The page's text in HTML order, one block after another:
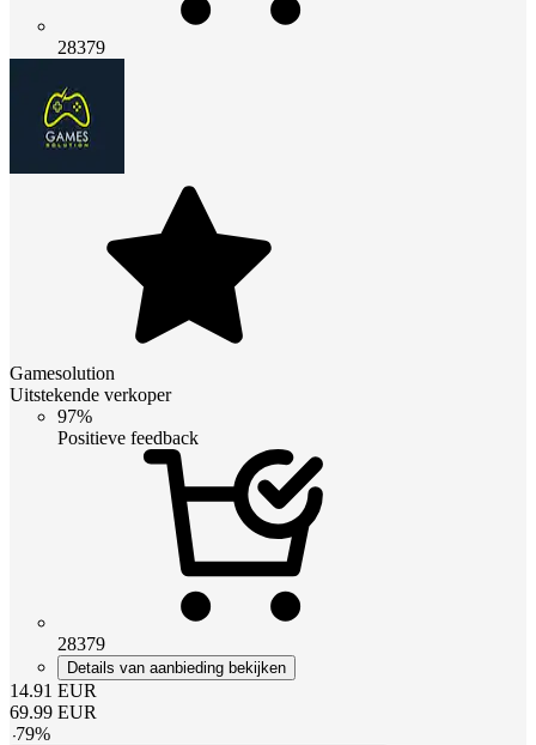
28379
Gamesolution
Uitstekende verkoper
97%
Positieve feedback
28379
Details van aanbieding bekijken
14.91 EUR
69.99 EUR
-79%